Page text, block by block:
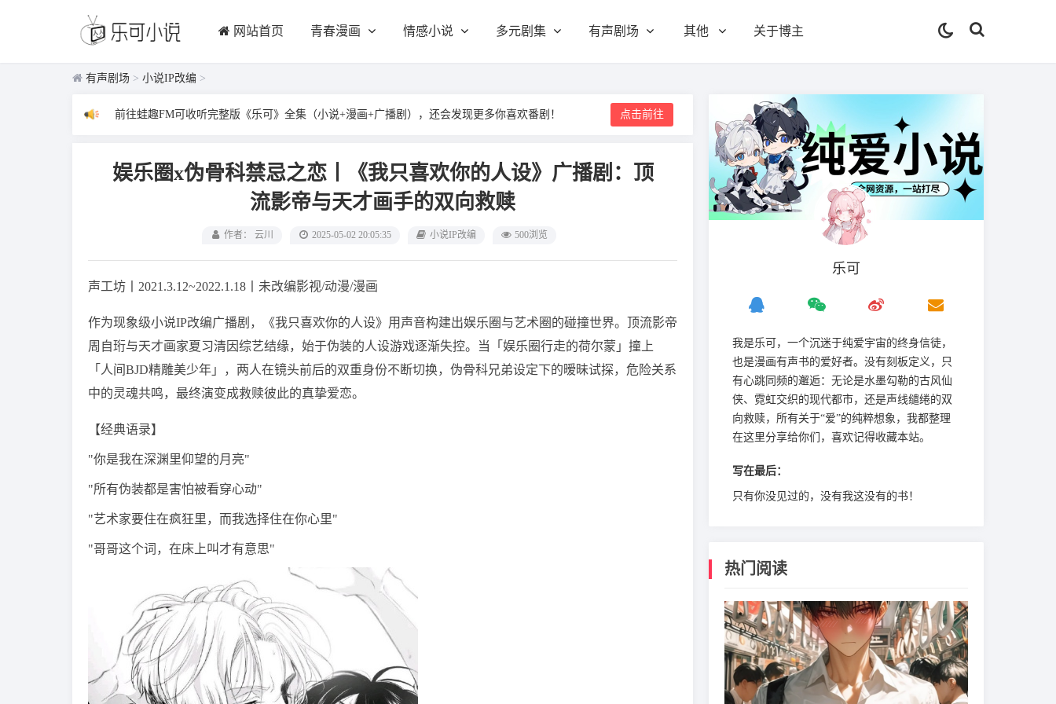
网站首页 青春漫画 情感小说 多元剧集 有声剧场 其他 关于博主
有声剧场 > 小说IP改编 >
前往蛙趣FM可收听完整版《乐可》全集（小说+漫画+广播剧），还会发现更多你喜欢番剧！ 点击前往
娱乐圈x伪骨科禁忌之恋丨《我只喜欢你的人设》广播剧：顶
流影帝与天才画手的双向救赎
作者： 云川 2025-05-02 20:05:35 小说IP改编 500浏览
声工坊丨2021.3.12~2022.1.18丨未改编影视/动漫/漫画
作为现象级小说IP改编广播剧，《我只喜欢你的人设》用声音构建出娱乐圈与艺术圈的碰撞世界。顶流影帝
周自珩与天才画家夏习清因综艺结缘，始于伪装的人设游戏逐渐失控。当「娱乐圈行走的荷尔蒙」撞上
「人间BJD精雕美少年」，两人在镜头前后的双重身份不断切换，伪骨科兄弟设定下的暧昧试探，危险关系
中的灵魂共鸣，最终演变成救赎彼此的真挚爱恋。
【经典语录】
"你是我在深渊里仰望的月亮"
"所有伪装都是害怕被看穿心动"
"艺术家要住在疯狂里，而我选择住在你心里"
"哥哥这个词，在床上叫才有意思"
乐可
我是‌乐可，一个沉迷于纯爱宇宙的终身信徒，
也是漫画有声书的爱好者。没有刻板定义，只
有心跳同频的邂逅：无论是水墨勾勒的古风仙
侠、霓虹交织的现代都市，还是声线缱绻的双
向救赎，所有关于“爱”的纯粹想象，我都整理
在这里分享给你们，喜欢记得收藏本站。
写在最后：
只有你没见过的，没有我这没有的书！
热门阅读